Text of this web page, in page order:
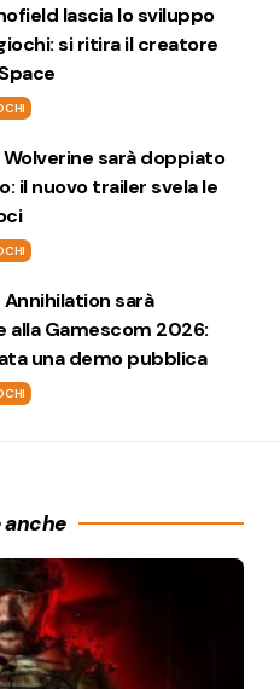
lascia lo sviluppo
si ritira il creatore
Wolverine sarà doppiato
il nuovo trailer svela le
sarà
alla Gamescom 2026:
una demo pubblica
anche